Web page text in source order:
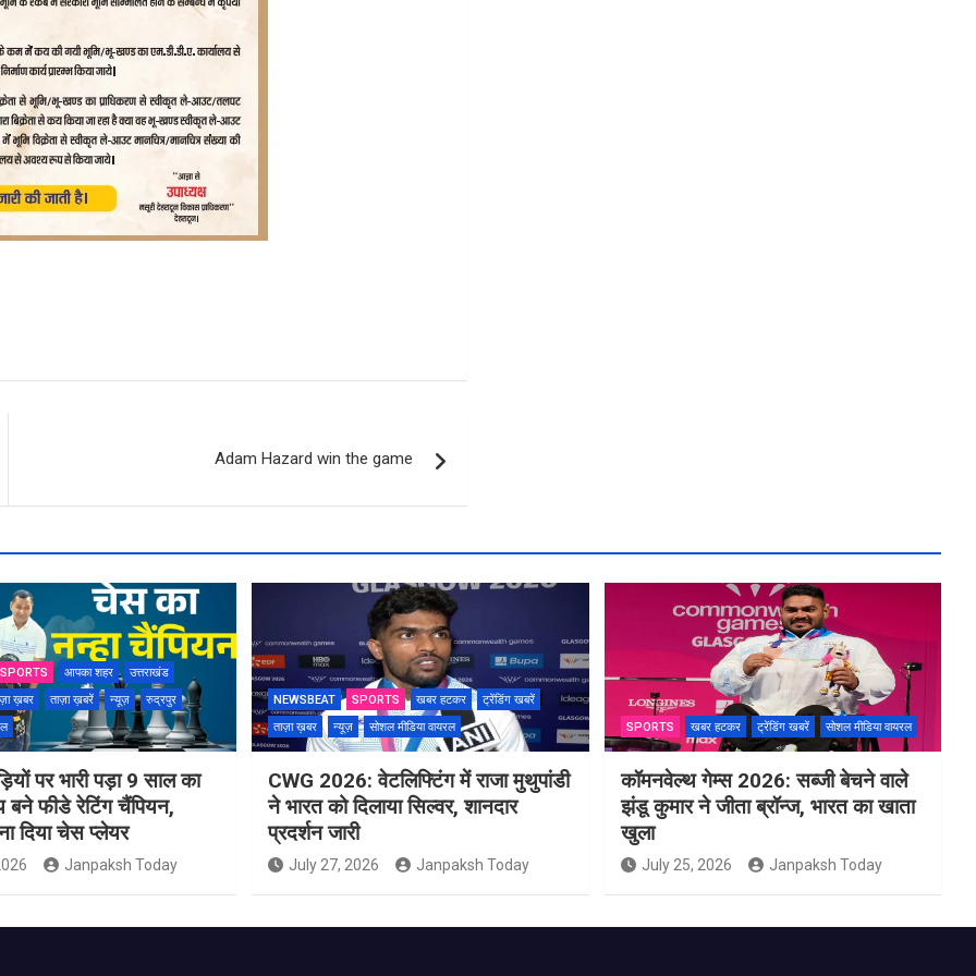
Adam Hazard win the game
SPORTS आपका शहर
उत्तराखंड
ख़बर ताज़ा ख़बरें न्यूज़
रुद्रपुर
पर भारी पड़ा 9 साल का
बने फीडे रेटिंग चैंपियन,
दिया चेस प्लेयर
Janpaksh Today
NEWSBEAT SPORTS खबर हटकर
ट्रेंडिंग खबरें
ताज़ा ख़बर
न्यूज़ सोशल मीडिया वायरल
CWG 2026: वेटलिफ्टिंग में राजा मुथुपांडी
ने भारत को दिलाया सिल्वर, शानदार
प्रदर्शन जारी
July 27, 2026 Janpaksh Today
SPORTS खबर हटकर ट्रेंडिंग खबरें सोशल मीडिया वायरल
कॉमनवेल्थ गेम्स 2026: सब्जी बेचने वाले
झंडू कुमार ने जीता ब्रॉन्ज, भारत का खाता
खुला
July 25, 2026 Janpaksh Today